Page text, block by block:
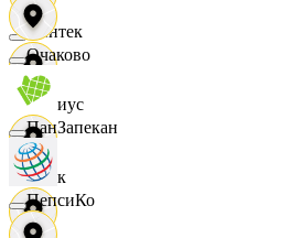
Синтек
Сириус
Смак
Очаково
ПанЗапекан
ПепсиКо